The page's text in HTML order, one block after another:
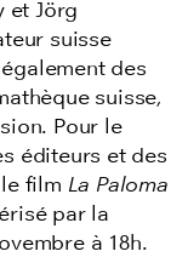
et Jörg
suisse
des
suisse,
Pour le
éditeurs et des
film La Paloma
par la
à 18h.